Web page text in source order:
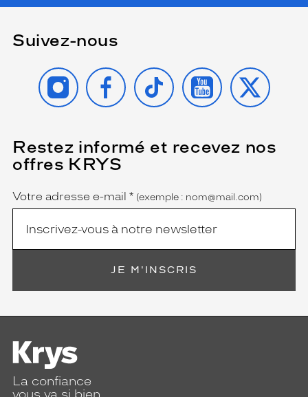
Suivez-nous
INSTAGRAMFACEBOOK
TIKTOK YOUTUBE
X
Restez informé et recevez nos
offres KRYS
Name
Votre adresse e-mail *
(Ce
champ
est
obligatoire)
(exemple : nom@mail.com)
JE M'INSCRIS
La confiance